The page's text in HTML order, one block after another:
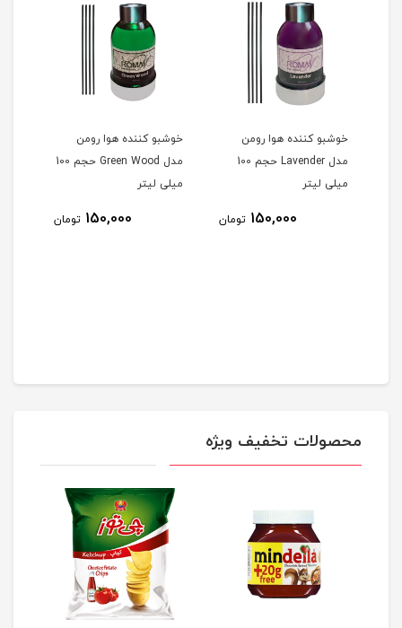
خوشبو کننده هوا رومن
مدل Lavender حجم 100
میلی لیتر
150,000 تومان
خوشبو کننده هوا رومن
مدل Green Wood حجم 100
میلی لیتر
150,000 تومان
محصولات تخفیف ویژه